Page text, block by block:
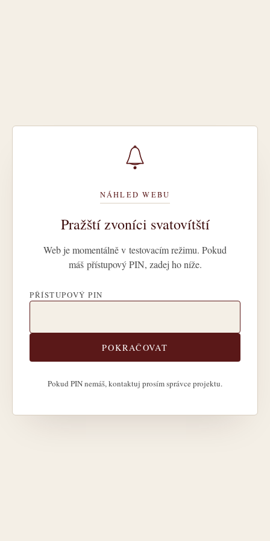
NÁHLED WEBU
Pražští zvoníci svatovítští
Web je momentálně v testovacím režimu. Pokud
máš přístupový PIN, zadej ho níže.
PŘÍSTUPOVÝ PIN
POKRAČOVAT
Pokud PIN nemáš, kontaktuj prosím správce projektu.